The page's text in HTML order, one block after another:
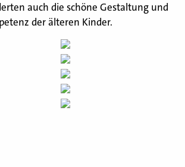
auch die schöne Gestaltung und
der älteren Kinder.